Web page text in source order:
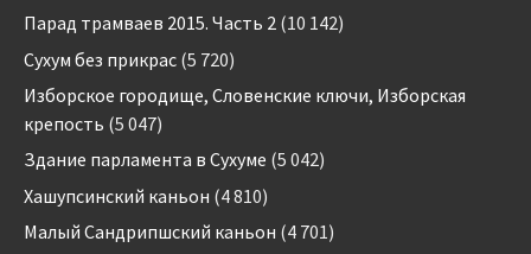
Парад трамваев 2015. Часть 2 (10 142)
Сухум без прикрас (5 720)
Изборское городище, Словенские ключи, Изборская
крепость (5 047)
Здание парламента в Сухуме (5 042)
Хашупсинский каньон (4 810)
Малый Сандрипшский каньон (4 701)